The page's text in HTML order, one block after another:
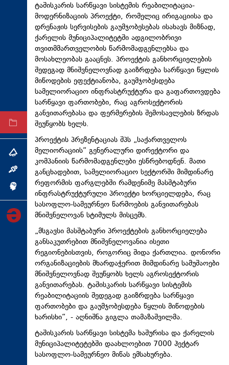
თავდაცვა
რეგიონი
კულტურა
ტექნოლოგიები
ტაბლოიდი
არქივი
თემა
ინტერვიუ
ინქვიზიცია
ტაშისკარის სარწყავი სისტემის რეაბილიტაცია-
მოდერნიზაციის პროექტი, რომელიც ირიგაციისა და
დრენაჟის სერვისების გაუმჯობესებას ისახავს მიზნად,
ქარელის მუნიციპალიტეტში ადგილობრივი
თვითმმართველობის წარმომადგენლებსა და
მოსახლეობას გააცნეს. პროექტის განხორციელების
შედეგად მნიშვნელოვნად გაიზრდება სარწყავი წყლის
მიწოდების ეფექტიანობა, გაუმჯობესდება
სამელიორაციო ინფრასტრუქტურა და გაფართოვდება
სარწყავი ფართობები, რაც აგროსექტორის
განვითარებასა და ფერმერების შემოსავლების ზრდას
შეუწყობს ხელს.
პროექტის პრეზენტაციას შპს „საქართველოს
მელიორაციის“ გენერალური დირექტორი და
კომპანიის წარმომადგენლები ესწრებოდნენ. მათი
განცხადებით, სამელიორაციო სექტორში მიმდინარე
რეფორმის ფარგლებში რამდენიმე მასშტაბური
ინფრასტრუქტურული პროექტი ხორციელდება, რაც
სასოფლო-სამეურნეო წარმოების განვითარებას
მნიშვნელოვან სტიმულს მისცემს.
„მსგავსი მასშტაბური პროექტების განხორციელება
განსაკუთრებით მნიშვნელოვანია ისეთი
რეგიონებისთვის, როგორიც შიდა ქართლია. დონორი
ორგანიზაციების მხარდაჭერით მიმდინარე სამუშაოები
მნიშვნელოვნად შეუწყობს ხელს აგროსექტორის
განვითარებას. ტაშისკარის სარწყავი სისტემის
რეაბილიტაციის შედეგად გაიზრდება სარწყავი
ფართობები და გაუმჯობესდება წყლის მიწოდების
ხარისხი“, - აღნიშნა გიგლა თამაზაშვილმა.
ტაშისკარის სარწყავი სისტემა ხაშურისა და ქარელის
მუნიციპალიტეტებში დაახლოებით 7000 ჰექტარ
სასოფლო-სამეურნეო მიწას ემსახურება.